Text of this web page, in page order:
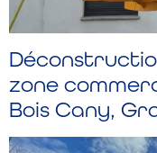
zone
Bois Cany,